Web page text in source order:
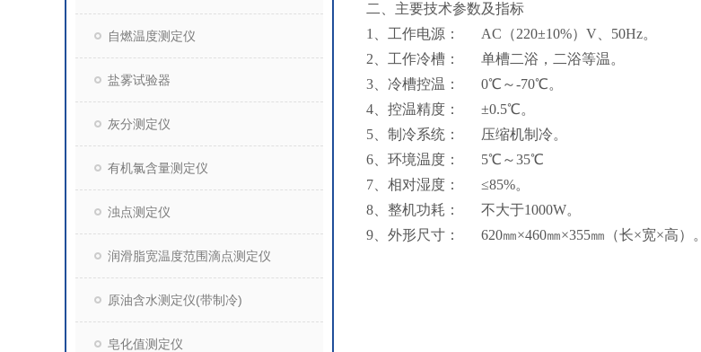
自燃温度测定仪
盐雾试验器
灰分测定仪
有机氯含量测定仪
浊点测定仪
润滑脂宽温度范围滴点测定仪
原油含水测定仪(带制冷)
皂化值测定仪
二、主要技术参数及指标
1、工作电源： AC（220±10%）V、50Hz。
2、工作冷槽： 单槽二浴，二浴等温。
3、冷槽控温： 0℃～-70℃。
4、控温精度： ±0.5℃。
5、制冷系统： 压缩机制冷。
6、环境温度： 5℃～35℃
7、相对湿度： ≤85%。
8、整机功耗： 不大于1000W。
9、外形尺寸： 620㎜×460㎜×355㎜（长×宽×高）。